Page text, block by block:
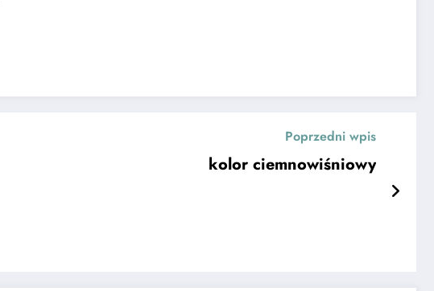
Poprzedni wpis
kolor ciemnowiśniowy